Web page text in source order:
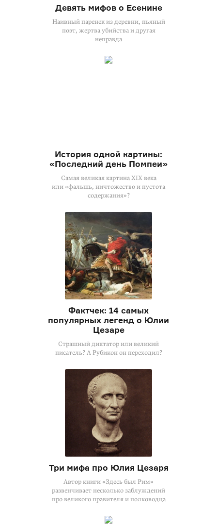
Девять мифов о Есенине
Наивный паренек из деревни, пьяный
поэт, жертва убийства и другая
неправда
История одной картины:
«Последний день Помпеи»
Самая великая картина XIX века
или «фальшь, ничтожество и пустота
содержания»?
Фактчек: 14 самых
популярных легенд о Юлии
Цезаре
Страшный диктатор или великий
писатель? А Рубикон он переходил?
Три мифа про Юлия Цезаря
Автор книги «Здесь был Рим»
развенчивает несколько заблуждений
про великого правителя и полководца